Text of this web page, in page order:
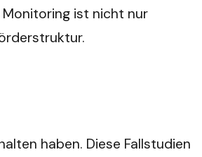
ist nicht nur
haben. Diese Fallstudien